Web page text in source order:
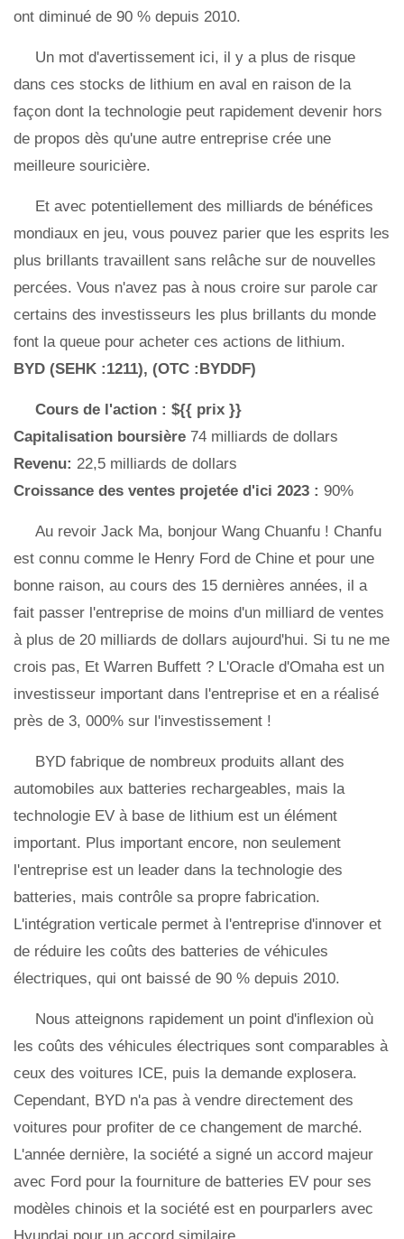
ont diminué de 90 % depuis 2010.
Un mot d'avertissement ici, il y a plus de risque
dans ces stocks de lithium en aval en raison de la
façon dont la technologie peut rapidement devenir hors
de propos dès qu'une autre entreprise crée une
meilleure souricière.
Et avec potentiellement des milliards de bénéfices
mondiaux en jeu, vous pouvez parier que les esprits les
plus brillants travaillent sans relâche sur de nouvelles
percées. Vous n'avez pas à nous croire sur parole car
certains des investisseurs les plus brillants du monde
font la queue pour acheter ces actions de lithium.
BYD (SEHK :1211), (OTC :BYDDF)
Cours de l'action : ${{ prix }}
Capitalisation boursière 74 milliards de dollars
Revenu: 22,5 milliards de dollars
Croissance des ventes projetée d'ici 2023 : 90%
Au revoir Jack Ma, bonjour Wang Chuanfu ! Chanfu
est connu comme le Henry Ford de Chine et pour une
bonne raison, au cours des 15 dernières années, il a
fait passer l'entreprise de moins d'un milliard de ventes
à plus de 20 milliards de dollars aujourd'hui. Si tu ne me
crois pas, Et Warren Buffett ? L'Oracle d'Omaha est un
investisseur important dans l'entreprise et en a réalisé
près de 3, 000% sur l'investissement !
BYD fabrique de nombreux produits allant des
automobiles aux batteries rechargeables, mais la
technologie EV à base de lithium est un élément
important. Plus important encore, non seulement
l'entreprise est un leader dans la technologie des
batteries, mais contrôle sa propre fabrication.
L'intégration verticale permet à l'entreprise d'innover et
de réduire les coûts des batteries de véhicules
électriques, qui ont baissé de 90 % depuis 2010.
Nous atteignons rapidement un point d'inflexion où
les coûts des véhicules électriques sont comparables à
ceux des voitures ICE, puis la demande explosera.
Cependant, BYD n'a pas à vendre directement des
voitures pour profiter de ce changement de marché.
L'année dernière, la société a signé un accord majeur
avec Ford pour la fourniture de batteries EV pour ses
modèles chinois et la société est en pourparlers avec